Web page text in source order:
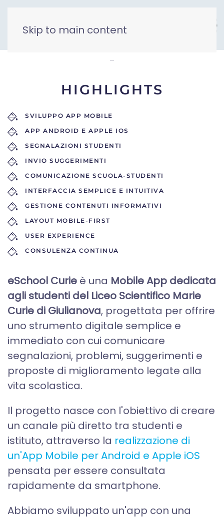
Skip to main content
HIGHLIGHTS
SVILUPPO APP MOBILE
APP ANDROID E APPLE IOS
SEGNALAZIONI STUDENTI
INVIO SUGGERIMENTI
COMUNICAZIONE SCUOLA-STUDENTI
INTERFACCIA SEMPLICE E INTUITIVA
GESTIONE CONTENUTI INFORMATIVI
LAYOUT MOBILE-FIRST
USER EXPERIENCE
CONSULENZA CONTINUA
eSchool Curie è una Mobile App dedicata
agli studenti del Liceo Scientifico Marie
Curie di Giulianova, progettata per offrire
uno strumento digitale semplice e
immediato con cui comunicare
segnalazioni, problemi, suggerimenti e
proposte di miglioramento legate alla
vita scolastica.
Il progetto nasce con l'obiettivo di creare
un canale più diretto tra studenti e
istituto, attraverso la realizzazione di
un'App Mobile per Android e Apple iOS
pensata per essere consultata
rapidamente da smartphone.
Abbiamo sviluppato un'app con una